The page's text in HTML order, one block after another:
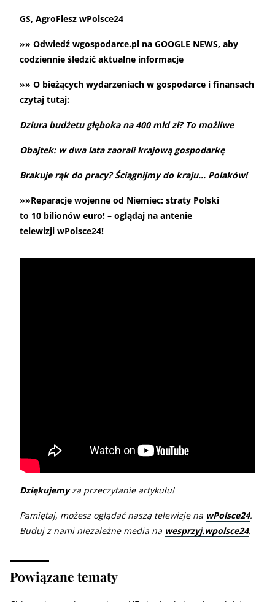
GS, AgroFlesz wPolsce24
»» Odwiedź wgospodarce.pl na GOOGLE NEWS, aby
codziennie śledzić aktualne informacje
»» O bieżących wydarzeniach w gospodarce i finansach
czytaj tutaj:
Dziura budżetu głęboka na 400 mld zł? To możliwe
Obajtek: w dwa lata zaorali krajową gospodarkę
Brakuje rąk do pracy? Ściągnijmy do kraju… Polaków!
»»Reparacje wojenne od Niemiec: straty Polski
to 10 bilionów euro! – oglądaj na antenie
telewizji wPolsce24!
Dziękujemyza przeczytanie artykułu!
Pamiętaj, możesz oglądać naszą telewizję na wPolsce24.
Buduj z nami niezależne media na wesprzyj.wpolsce24.
Powiązane tematy